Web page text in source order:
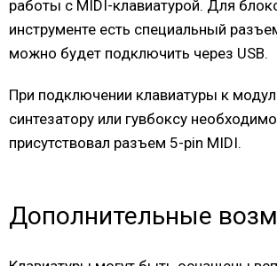
работы с MIDI-клавиатурой. Для
инструменте есть специальный
можно будет подключить через USB.
При подключении клавиатуры к
синтезатору или гувбоксу
присутствовал разъем 5-pin MIDI.
Дополнительные